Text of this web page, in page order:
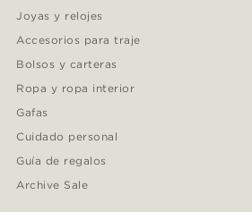
Joyas y relojes
Accesorios para traje
Bolsos y carteras
Ropa y ropa interior
Gafas
Cuidado personal
Guía de regalos
Archive Sale